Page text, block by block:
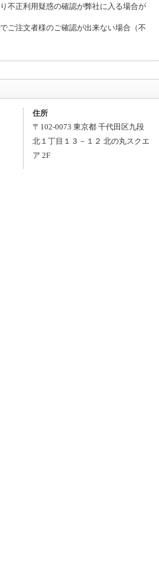
不正利用疑惑の確認が弊社に入る場合が
ご注文者様のご確認が出来ない場合（不
住所
〒 102-0073 東京都 千代田区九段
北１丁目１３－１２ 北の丸スクエ
ア 2F